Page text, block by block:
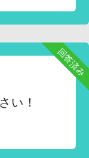
回答済み
い！